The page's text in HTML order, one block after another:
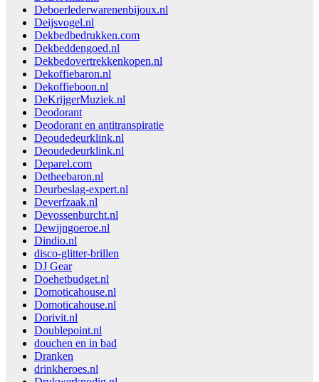
Deboerlederwarenenbijoux.nl
Deijsvogel.nl
Dekbedbedrukken.com
Dekbeddengoed.nl
Dekbedovertrekkenkopen.nl
Dekoffiebaron.nl
Dekoffieboon.nl
DeKrijgerMuziek.nl
Deodorant
Deodorant en antitranspiratie
Deoudedeurklink.nl
Deoudedeurklink.nl
Deparel.com
Detheebaron.nl
Deurbeslag-expert.nl
Deverfzaak.nl
Devossenburcht.nl
Dewijngoeroe.nl
Dindio.nl
disco-glitter-brillen
DJ Gear
Doehetbudget.nl
Domoticahouse.nl
Domoticahouse.nl
Dorivit.nl
Doublepoint.nl
douchen en in bad
Dranken
drinkheroes.nl